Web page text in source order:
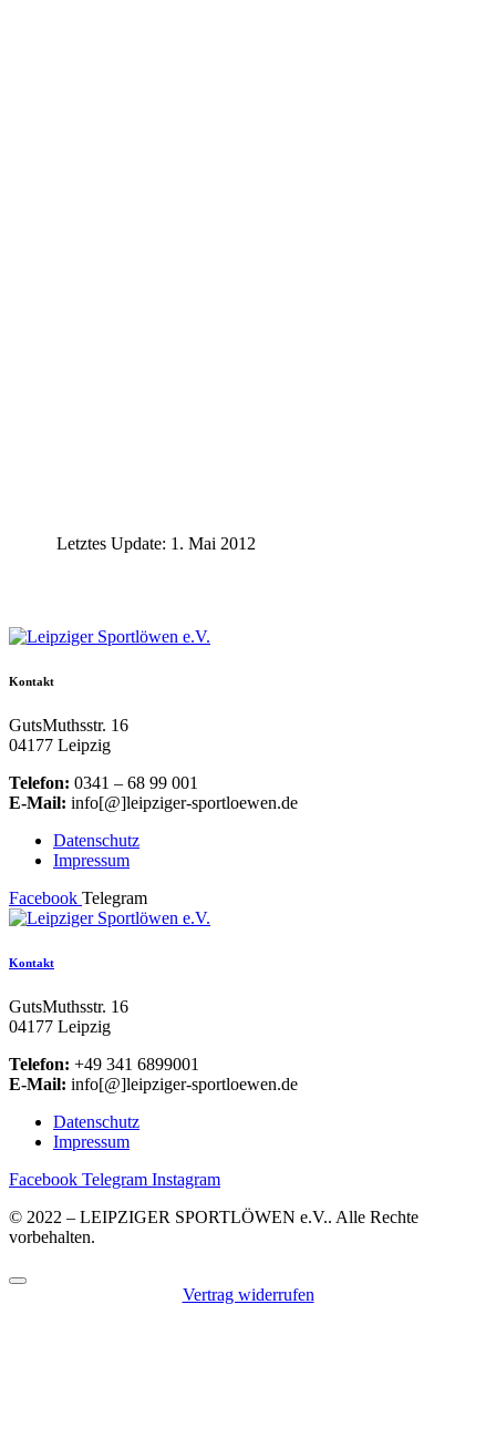
Letztes Update: 1. Mai 2012
Kontakt
GutsMuthsstr. 16
04177 Leipzig
Telefon: 0341 – 68 99 001
E-Mail: info[@]leipziger-sportloewen.de
Datenschutz
Impressum
Facebook Telegram
Kontakt
GutsMuthsstr. 16
04177 Leipzig
Telefon: +49 341 6899001
E-Mail: info[@]leipziger-sportloewen.de
Datenschutz
Impressum
Facebook Telegram Instagram
© 2022 – LEIPZIGER SPORTLÖWEN e.V.. Alle Rechte
vorbehalten.
Vertrag widerrufen